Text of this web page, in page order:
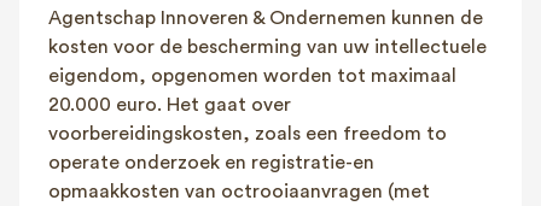
Agentschap Innoveren & Ondernemen kunnen de
kosten voor de bescherming van uw intellectuele
eigendom, opgenomen worden tot maximaal
20.000 euro. Het gaat over
voorbereidingskosten, zoals een freedom to
operate onderzoek en registratie-en
opmaakkosten van octrooiaanvragen (met